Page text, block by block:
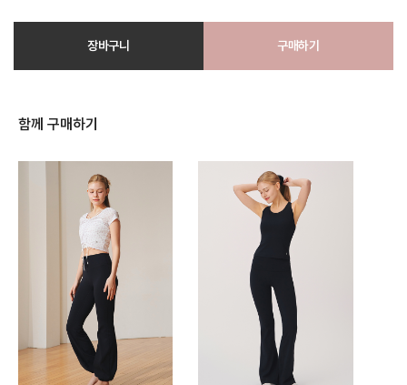
장바구니 구매하기
함께 구매하기